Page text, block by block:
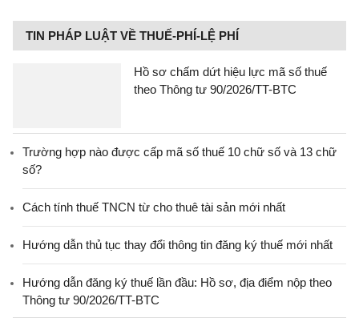
TIN PHÁP LUẬT VỀ THUẾ-PHÍ-LỆ PHÍ
Hồ sơ chấm dứt hiệu lực mã số thuế
theo Thông tư 90/2026/TT-BTC
Trường hợp nào được cấp mã số thuế 10 chữ số và 13 chữ
số?
Cách tính thuế TNCN từ cho thuê tài sản mới nhất
Hướng dẫn thủ tục thay đổi thông tin đăng ký thuế mới nhất
Hướng dẫn đăng ký thuế lần đầu: Hồ sơ, địa điểm nộp theo
Thông tư 90/2026/TT-BTC